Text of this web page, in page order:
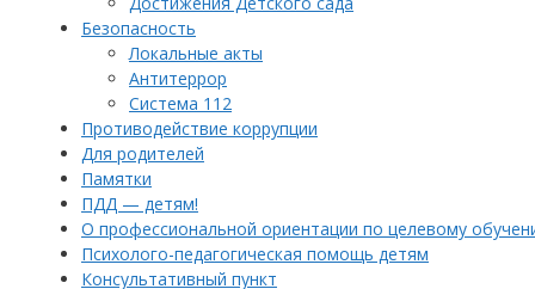
Безопасность
Локальные акты
Антитеррор
Система 112
Противодействие коррупции
Для родителей
Памятки
ПДД — детям!
О профессиональной ориентации по целевому
Психолого-педагогическая помощь детям
Консультативный пункт